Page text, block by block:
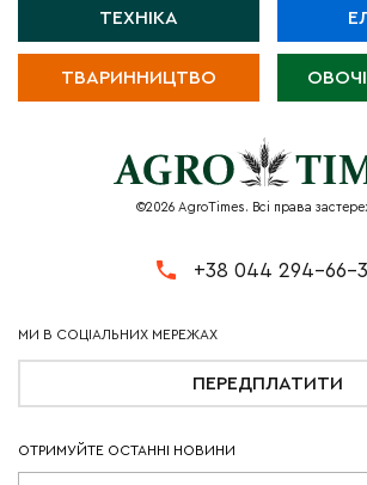
ТЕХНІКА
ТВАРИННИЦТВО
©2026 AgroTimes. Всі права
+38 044 294-66-
ПЕРЕДПЛАТИТИ
ОТРИМУЙТЕ ОСТАННІ НОВИНИ